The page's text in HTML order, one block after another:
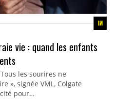
vie : quand les enfants
les sourires ne
», signée VML, Colgate
pour…